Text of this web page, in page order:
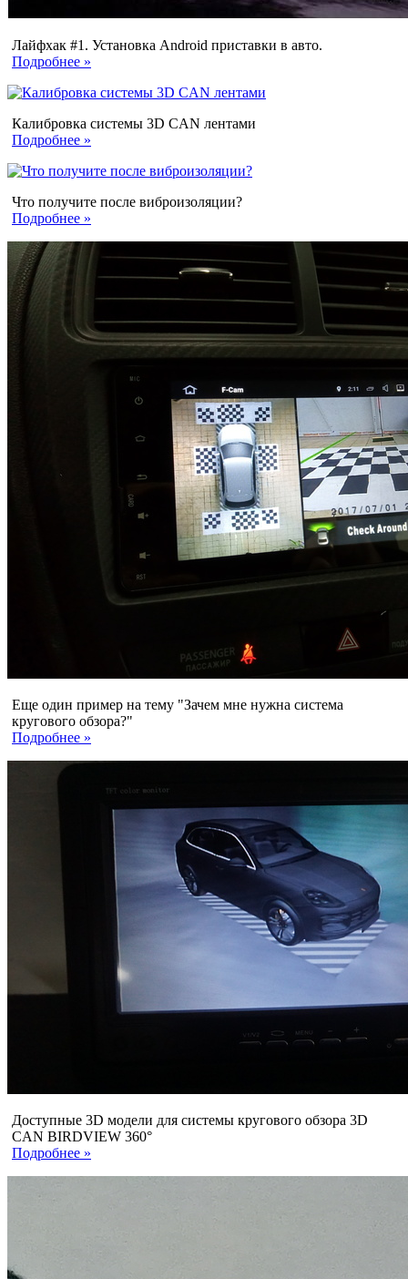
Лайфхак #1. Установка Android приставки в авто.
Подробнее »
Калибровка системы 3D CAN лентами
Подробнее »
Что получите после виброизоляции?
Подробнее »
Еще один пример на тему "Зачем мне нужна система
кругового обзора?"
Подробнее »
Доступные 3D модели для системы кругового обзора 3D
CAN BIRDVIEW 360°
Подробнее »